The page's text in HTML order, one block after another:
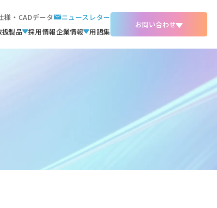
様・CADデータ
ニュースレター
扱製品 採用情報企業情報 用語集
お問い合わせ